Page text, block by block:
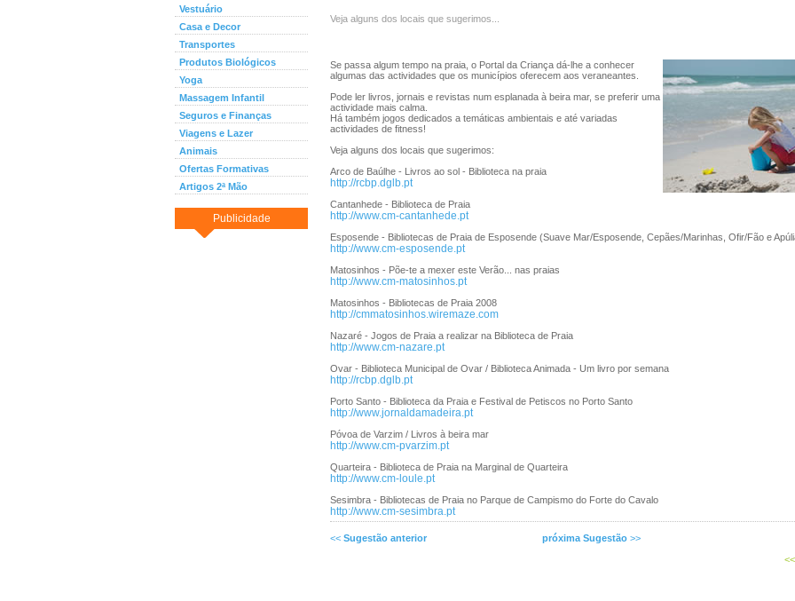
Vestuário
Casa e Decor
Transportes
Produtos Biológicos
Yoga
Massagem Infantil
Seguros e Finanças
Viagens e Lazer
Animais
Ofertas Formativas
Artigos 2ª Mão
Publicidade
Veja alguns dos locais que sugerimos...
Se passa algum tempo na praia, o Portal da Criança dá-lhe a conhecer
algumas das actividades que os municípios oferecem aos veraneantes.
Pode ler livros, jornais e revistas num esplanada à beira mar, se preferir uma
actividade mais calma.
Há também jogos dedicados a temáticas ambientais e até variadas
actividades de fitness!
Veja alguns dos locais que sugerimos:
Arco de Baúlhe - Livros ao sol - Biblioteca na praia
http://rcbp.dglb.pt
Cantanhede - Biblioteca de Praia
http://www.cm-cantanhede.pt
Esposende - Bibliotecas de Praia de Esposende (Suave Mar/Esposende, Cepães/Marinhas, Ofir/Fão e
http://www.cm-esposende.pt
Matosinhos - Põe-te a mexer este Verão... nas praias
http://www.cm-matosinhos.pt
Matosinhos - Bibliotecas de Praia 2008
http://cmmatosinhos.wiremaze.com
Nazaré - Jogos de Praia a realizar na Biblioteca de Praia
http://www.cm-nazare.pt
Ovar - Biblioteca Municipal de Ovar / Biblioteca Animada - Um livro por semana
http://rcbp.dglb.pt
Porto Santo - Biblioteca da Praia e Festival de Petiscos no Porto Santo
http://www.jornaldamadeira.pt
Póvoa de Varzim / Livros à beira mar
http://www.cm-pvarzim.pt
Quarteira - Biblioteca de Praia na Marginal de Quarteira
http://www.cm-loule.pt
Sesimbra - Bibliotecas de Praia no Parque de Campismo do Forte do Cavalo
http://www.cm-sesimbra.pt
<< Sugestão anterior próxima Sugestão >>
<<